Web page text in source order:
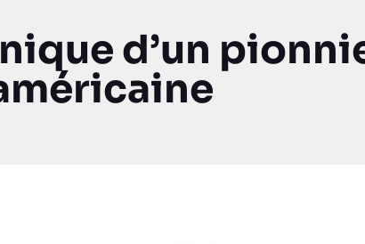
d’un